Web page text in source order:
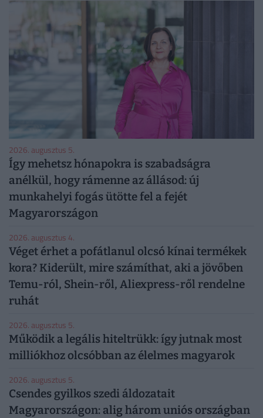
2026. augusztus 5.
Így mehetsz hónapokra is szabadságra
anélkül, hogy rámenne az állásod: új
munkahelyi fogás ütötte fel a fejét
Magyarországon
2026. augusztus 4.
Véget érhet a pofátlanul olcsó kínai termékek
kora? Kiderült, mire számíthat, aki a jövőben
Temu-ról, Shein-ről, Aliexpress-ről rendelne
ruhát
2026. augusztus 5.
Működik a legális hiteltrükk: így jutnak most
milliókhoz olcsóbban az élelmes magyarok
2026. augusztus 5.
Csendes gyilkos szedi áldozatait
Magyarországon: alig három uniós országban